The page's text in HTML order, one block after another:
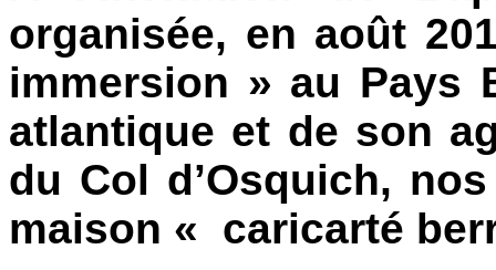
organisée, en août
immersion » au Pays
atlantique et de son
du Col d’Osquich,
maison « caricarté